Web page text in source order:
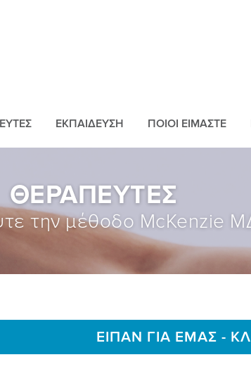
ΕΚΠΑIΔΕΥΣΗ ΠΟΙΟI ΕIΜΑΣΤΕ
ΘΕΡΑΠΕΥΤEΣ
την μέθοδο McKenzie
EIΠΑΝ ΓΙΑ ΕΜAΣ -